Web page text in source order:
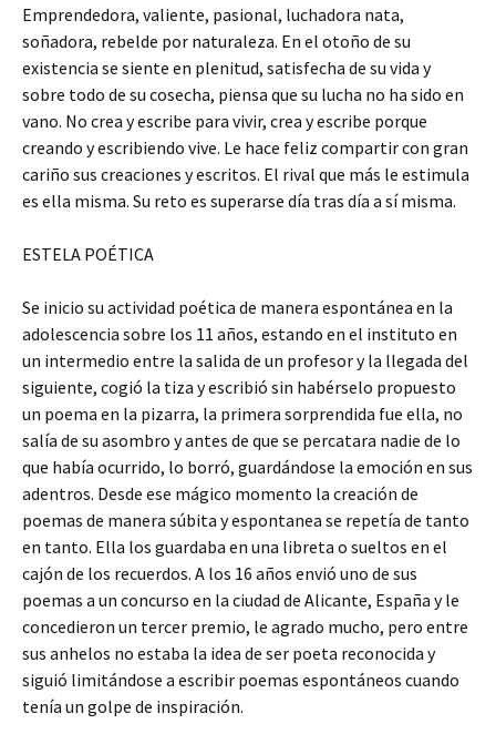
Emprendedora, valiente, pasional, luchadora nata,
soñadora, rebelde por naturaleza. En el otoño de su
existencia se siente en plenitud, satisfecha de su vida y
sobre todo de su cosecha, piensa que su lucha no ha sido en
vano. No crea y escribe para vivir, crea y escribe porque
creando y escribiendo vive. Le hace feliz compartir con gran
cariño sus creaciones y escritos. El rival que más le estimula
es ella misma. Su reto es superarse día tras día a sí misma.
ESTELA POÉTICA
Se inicio su actividad poética de manera espontánea en la
adolescencia sobre los 11 años, estando en el instituto en
un intermedio entre la salida de un profesor y la llegada del
siguiente, cogió la tiza y escribió sin habérselo propuesto
un poema en la pizarra, la primera sorprendida fue ella, no
salía de su asombro y antes de que se percatara nadie de lo
que había ocurrido, lo borró, guardándose la emoción en sus
adentros. Desde ese mágico momento la creación de
poemas de manera súbita y espontanea se repetía de tanto
en tanto. Ella los guardaba en una libreta o sueltos en el
cajón de los recuerdos. A los 16 años envió uno de sus
poemas a un concurso en la ciudad de Alicante, España y le
concedieron un tercer premio, le agrado mucho, pero entre
sus anhelos no estaba la idea de ser poeta reconocida y
siguió limitándose a escribir poemas espontáneos cuando
tenía un golpe de inspiración.